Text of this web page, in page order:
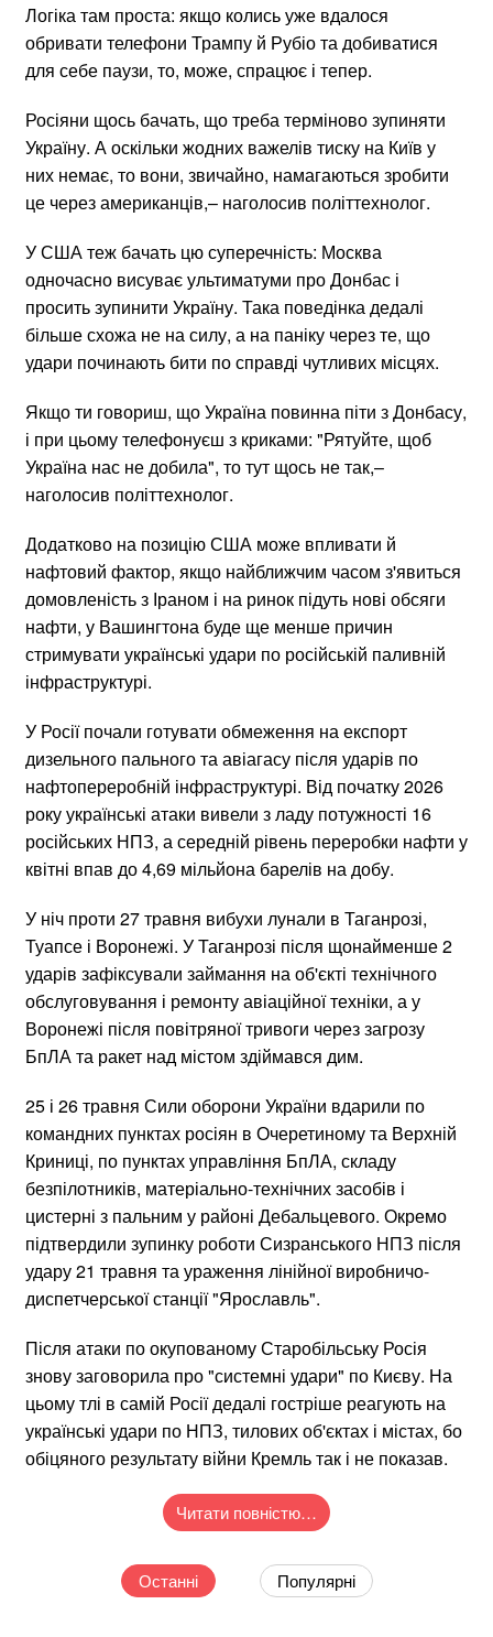
Логіка там проста: якщо колись уже вдалося
обривати телефони Трампу й Рубіо та добиватися
для себе паузи, то, може, спрацює і тепер.
Росіяни щось бачать, що треба терміново зупиняти
Україну. А оскільки жодних важелів тиску на Київ у
них немає, то вони, звичайно, намагаються зробити
це через американців,– наголосив політтехнолог.
У США теж бачать цю суперечність: Москва
одночасно висуває ультиматуми про Донбас і
просить зупинити Україну. Така поведінка дедалі
більше схожа не на силу, а на паніку через те, що
удари починають бити по справді чутливих місцях.
Якщо ти говориш, що Україна повинна піти з Донбасу,
і при цьому телефонуєш з криками: "Рятуйте, щоб
Україна нас не добила", то тут щось не так,–
наголосив політтехнолог.
Додатково на позицію США може впливати й
нафтовий фактор, якщо найближчим часом з'явиться
домовленість з Іраном і на ринок підуть нові обсяги
нафти, у Вашингтона буде ще менше причин
стримувати українські удари по російській паливній
інфраструктурі.
У Росії почали готувати обмеження на експорт
дизельного пального та авіагасу після ударів по
нафтопереробній інфраструктурі. Від початку 2026
року українські атаки вивели з ладу потужності 16
російських НПЗ, а середній рівень переробки нафти у
квітні впав до 4,69 мільйона барелів на добу.
У ніч проти 27 травня вибухи лунали в Таганрозі,
Туапсе і Воронежі. У Таганрозі після щонайменше 2
ударів зафіксували займання на об'єкті технічного
обслуговування і ремонту авіаційної техніки, а у
Воронежі після повітряної тривоги через загрозу
БпЛА та ракет над містом здіймався дим.
25 і 26 травня Сили оборони України вдарили по
командних пунктах росіян в Очеретиному та Верхній
Криниці, по пунктах управління БпЛА, складу
безпілотників, матеріально-технічних засобів і
цистерні з пальним у районі Дебальцевого. Окремо
підтвердили зупинку роботи Сизранського НПЗ після
удару 21 травня та ураження лінійної виробничо-
диспетчерської станції "Ярославль".
Після атаки по окупованому Старобільську Росія
знову заговорила про "системні удари" по Києву. На
цьому тлі в самій Росії дедалі гостріше реагують на
українські удари по НПЗ, тилових об'єктах і містах, бо
обіцяного результату війни Кремль так і не показав.
Читати повністю…
Останні Популярні